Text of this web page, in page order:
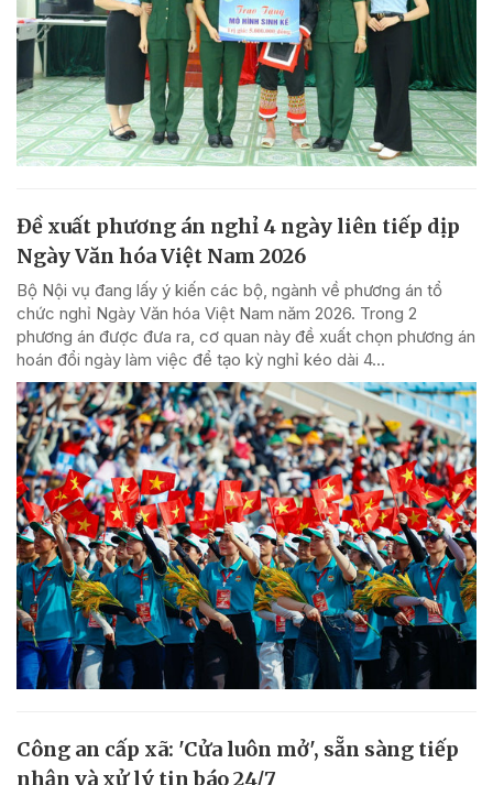
Đề xuất phương án nghỉ 4 ngày liên tiếp dịp
Ngày Văn hóa Việt Nam 2026
Bộ Nội vụ đang lấy ý kiến các bộ, ngành về phương án tổ
chức nghỉ Ngày Văn hóa Việt Nam năm 2026. Trong 2
phương án được đưa ra, cơ quan này đề xuất chọn phương án
hoán đổi ngày làm việc để tạo kỳ nghỉ kéo dài 4...
Công an cấp xã: 'Cửa luôn mở', sẵn sàng tiếp
nhận và xử lý tin báo 24/7